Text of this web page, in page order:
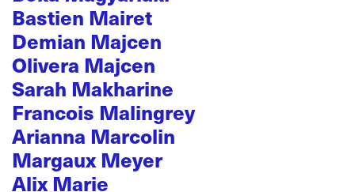
Bastien Mairet
Demian Majcen
Olivera Majcen
Sarah Makharine
Francois Malingrey
Arianna Marcolin
Margaux Meyer
Alix Marie